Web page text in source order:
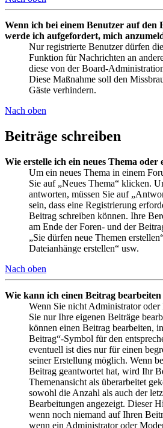
Wenn ich bei einem Benutzer auf
werde ich aufgefordert, mich
Nur registrierte Benutzer dürfen
Funktion für Nachrichten an
diese von der Board-
Diese Maßnahme soll den
Gäste verhindern.
Nach oben
Beiträge schreiben
Wie erstelle ich ein neues Thema oder
Um ein neues Thema in einem
Sie auf „Neues Thema“ klicken.
antworten, müssen Sie auf
sein, dass eine Registrierung
Beitrag schreiben können. Ihre
am Ende der Foren- und der
„Sie dürfen neue Themen
Dateianhänge erstellen“ usw.
Nach oben
Wie kann ich einen Beitrag bearbeiten
Wenn Sie nicht Administrator
Sie nur Ihre eigenen Beiträge
können einen Beitrag bearbeiten,
Beitrag“-Symbol für den
eventuell ist dies nur für einen
seiner Erstellung möglich. Wenn
Beitrag geantwortet hat, wird Ihr
Themenansicht als überarbeitet
sowohl die Anzahl als auch der
Bearbeitungen angezeigt. Dieser
wenn noch niemand auf Ihren
wenn ein Administrator oder